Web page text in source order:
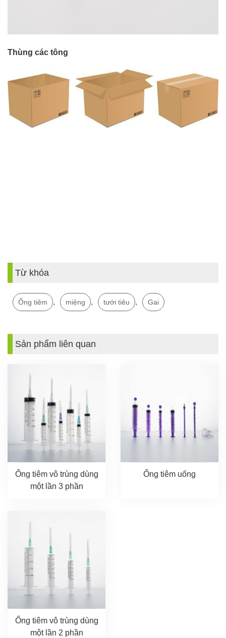
Thùng các tông
Từ khóa
Ống tiêm , miệng , tưới tiêu , Gai
Sản phẩm liên quan
Ống tiêm vô trùng dùng
một lần 3 phần
Ống tiêm uống
Ống tiêm vô trùng dùng
một lần 2 phần